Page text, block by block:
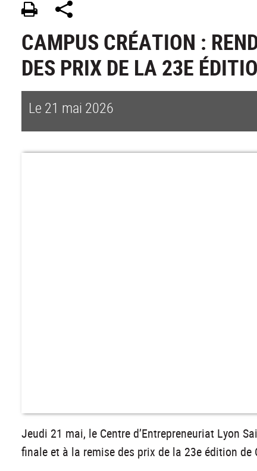
CAMPUS CRÉATION :
DES PRIX DE LA 23E
Le 21 mai 2026
Jeudi 21 mai, le Centre d’Entrepreneuriat Lyon
finale et à la remise des prix de la 23e édition de